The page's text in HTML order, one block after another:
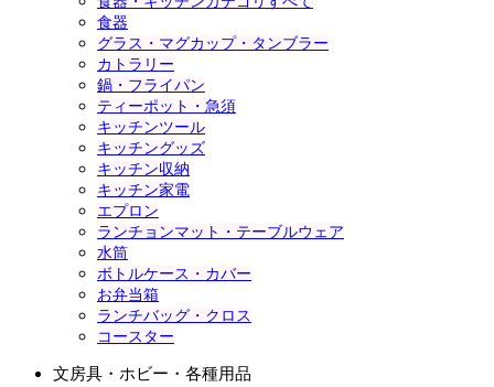
食器
グラス・マグカップ・タンブラー
カトラリー
鍋・フライパン
ティーポット・急須
キッチンツール
キッチングッズ
キッチン収納
キッチン家電
エプロン
ランチョンマット・テーブルウェア
水筒
ボトルケース・カバー
お弁当箱
ランチバッグ・クロス
コースター
文房具・ホビー・各種用品